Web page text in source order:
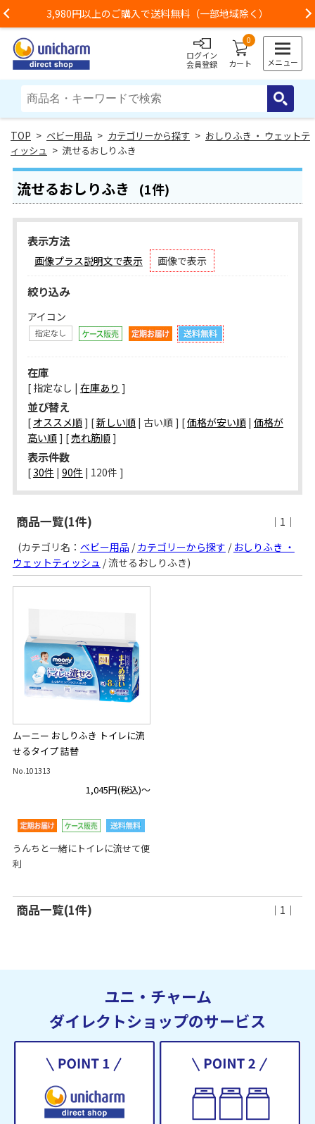
Previous
上のご購入で送料無料（一部地域除く） お荷
ログイン
会員登録
0
カート メニュー
> ベビー用品 > カテゴリーから探す > おしりふき ・ ウェットテ
ィッシュ > 流せるおしりふき
流せるおしりふき (1件)
表示方法
画像プラス説明文で表示 画像で表示
絞り込み
アイコン
在庫
[ 指定なし | 在庫あり ]
並び替え
[ オススメ順] [新しい順| 古い順 ] [価格が安い順| 価格が
高い順] [売れ筋順]
表示件数
[ 30件 | 90件 | 120件 ]
商品一覧(1件)
｜1｜
(カテゴリ名： ベビー用品 /カテゴリーから探す / おしりふき ・
ウェットティッシュ / 流せるおしりふき)
ムーニー おしりふき トイレに流
せるタイプ 詰替
No.101313
1,045円(税込)～
うんちと一緒にトイレに流せて便
利
商品一覧(1件) ｜1｜
ユニ・チャーム
ダイレクトショップのサービス